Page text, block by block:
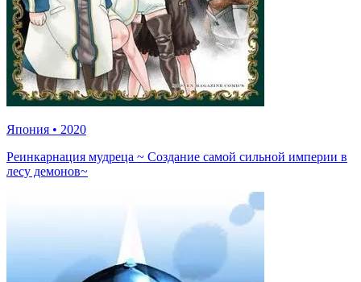
Япония • 2020
Реинкарнация мудреца ~ Создание самой сильной империи в
лесу демонов~